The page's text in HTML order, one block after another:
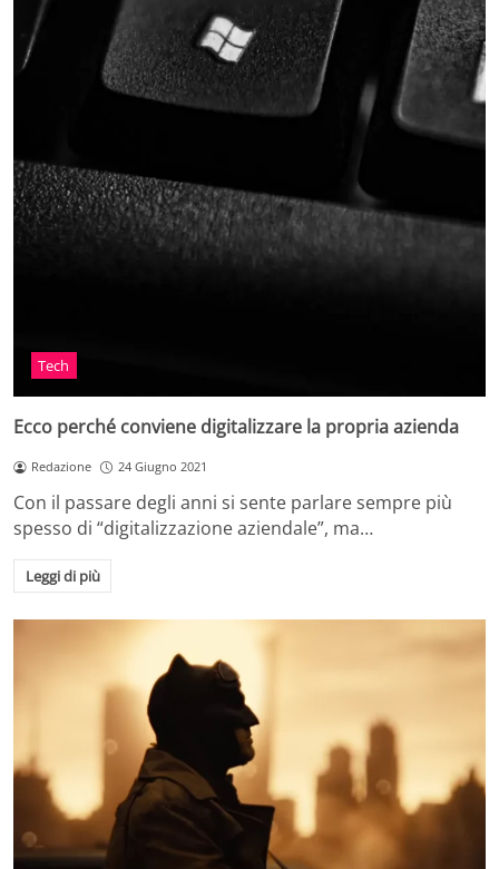
Tech
Ecco perché conviene digitalizzare la propria azienda
Redazione 24 Giugno 2021
Con il passare degli anni si sente parlare sempre più
spesso di “digitalizzazione aziendale”, ma…
Leggi di più